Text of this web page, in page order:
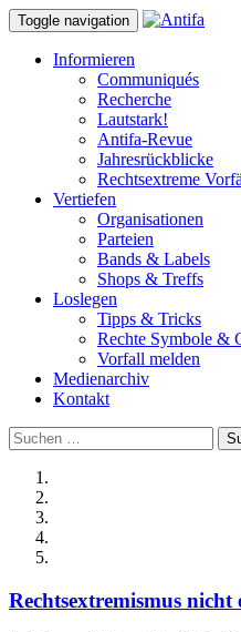
Toggle navigation
Informieren
Communiqués
Recherche
Lautstark!
Antifa-Revue
Jahresrückblicke
Rechtsextreme
Vertiefen
Organisationen
Parteien
Bands & Labels
Shops & Treffs
Loslegen
Tipps & Tricks
Rechte Symbole &
Vorfall melden
Medienarchiv
Kontakt
Suchen
nach:
Rechtsextremismus